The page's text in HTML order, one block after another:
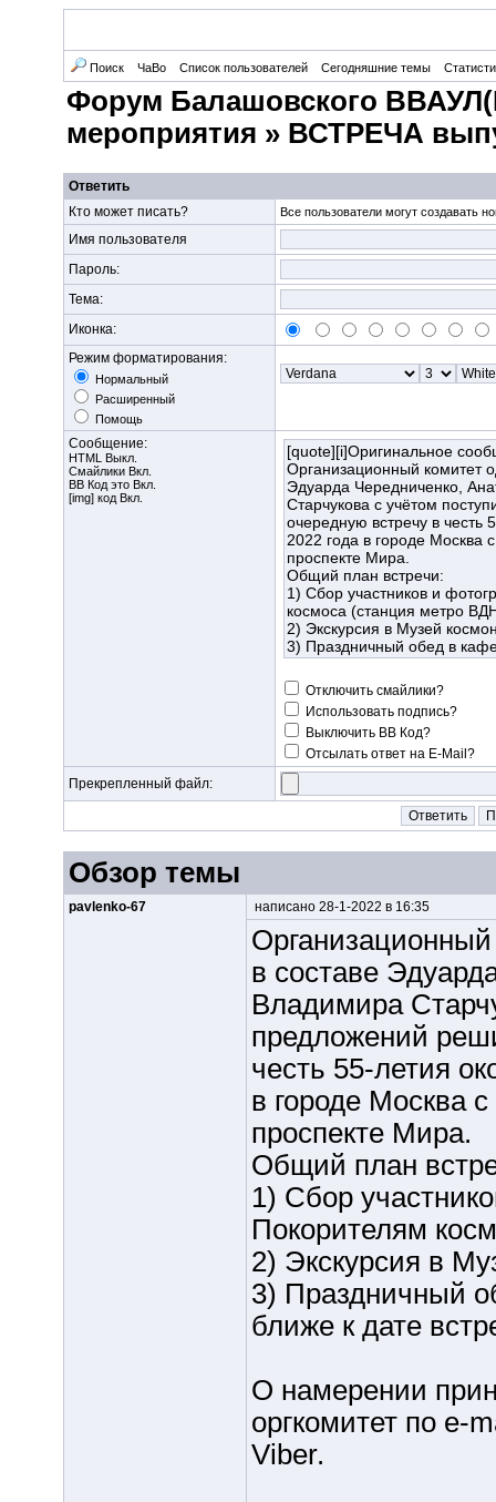
Поиск ЧаВо Список пользователей Сегодняшние темы
Форум Балашовского
мероприятия » ВСТРЕЧА
Ответить
Кто может писать?
Все пользователи могут создавать
Имя пользователя
Пароль:
Тема:
Иконка:
Режим форматирования:
Нормальный
Расширенный
Помощь
Сообщение:
HTML Выкл.
Смайлики Вкл.
BB Кодэто Вкл.
[img] код Вкл.
Отключить смайлики?
Использовать подпись?
Выключить BB Код?
Отсылать ответ на E-Mail?
Прекрепленный файл:
Обзор темы
pavlenko-67 написано 28-1-2022 в 16:35
в составе
Владимира
предложений
честь 55-летия
в городе Москва
проспекте Мира.
Общий план
1) Сбор
Покорителям
2) Экскурсия в
3) Праздничный
ближе к дате
О намерении
оргкомитет по е-
Viber.